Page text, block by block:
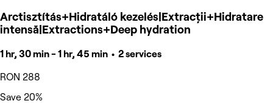
Arctisztítás+Hidratáló kezelés|Extracții+Hidratare
intensă|Extractions+Deep hydration
1 hr, 30 min - 1 hr, 45 min • 2 services
RON 288
Save 20%